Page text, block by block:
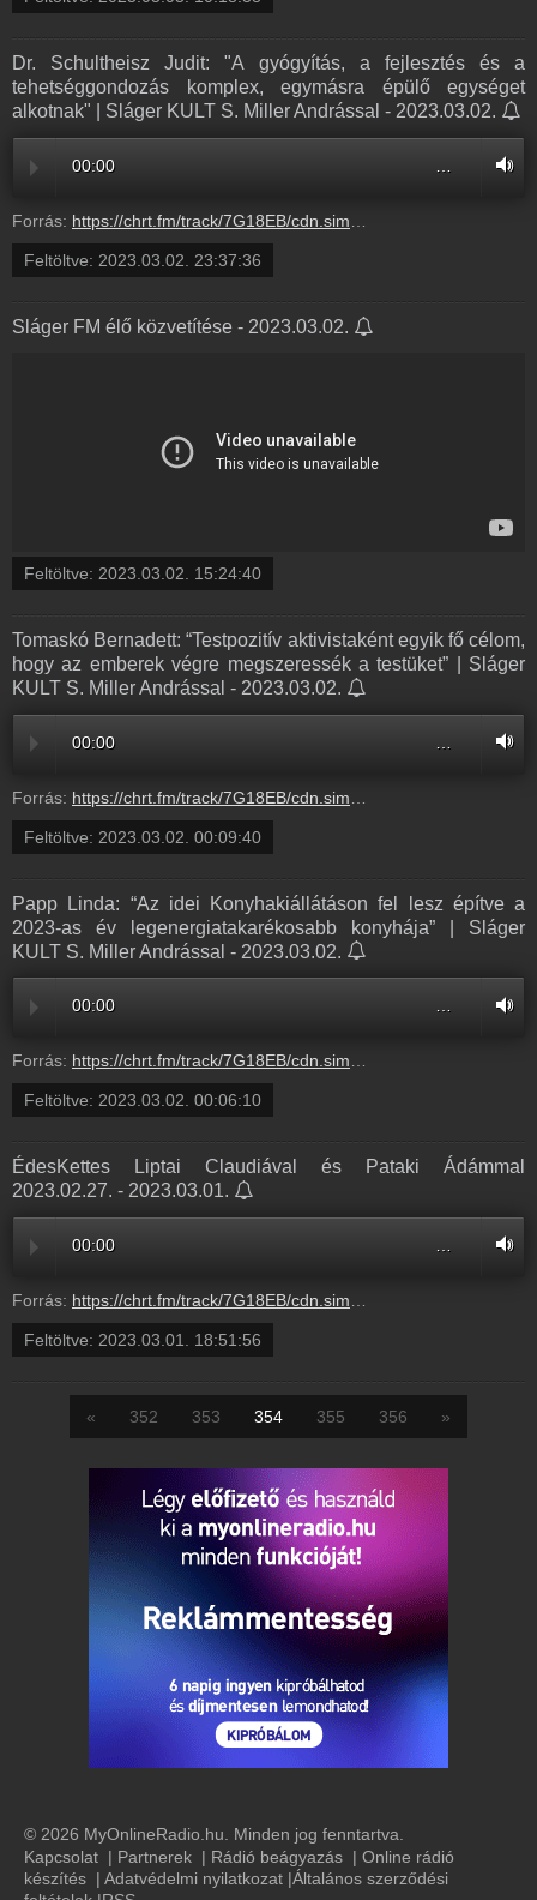
Dr. Schultheisz Judit: "A gyógyítás, a fejlesztés és a
tehetséggondozás komplex, egymásra épülő egységet
alkotnak" | Sláger KULT S. Miller Andrással - 2023.03.02.
00:00
Forrás: https://chrt.fm/track/7G18EB/cdn.simplecast.com/audio/4a573b02-a46d-48e1-bdfc-17668409783d/episodes/aa29ffd9-d45d-4374-96ee-f7a6c1531ffd/audio/c6bb5b5d-33a9-4109-b126-2bd0a23f1def/default_tc.mp3?aid=rss_feed&feed=BRUMc2Hk
Feltöltve: 2023.03.02. 23:37:36
Sláger FM élő közvetítése - 2023.03.02.
Feltöltve: 2023.03.02. 15:24:40
Tomaskó Bernadett: “Testpozitív aktivistaként egyik fő célom,
hogy az emberek végre megszeressék a testüket” | Sláger
KULT S. Miller Andrással - 2023.03.02.
00:00
Forrás: https://chrt.fm/track/7G18EB/cdn.simplecast.com/audio/4a573b02-a46d-48e1-bdfc-17668409783d/episodes/a902fd46-b438-4155-ae7c-14aba2c3272b/audio/01dc4c8a-69fa-4f62-954b-c5395223ab58/default_tc.mp3?aid=rss_feed&feed=BRUMc2Hk
Feltöltve: 2023.03.02. 00:09:40
Papp Linda: “Az idei Konyhakiállátáson fel lesz építve a
2023-as év legenergiatakarékosabb konyhája” | Sláger
KULT S. Miller Andrással - 2023.03.02.
00:00 …
Forrás: https://chrt.fm/track/7G18EB/cdn.simplecast.com/audio/4a573b02-a46d-48e1-bdfc-17668409783d/episodes/59af75a5-a838-4ca3-b923-36d63958566f/audio/e368df41-850c-456e-9703-27fed523dcbc/default_tc.mp3?aid=rss_feed&feed=BRUMc2Hk
Feltöltve: 2023.03.02. 00:06:10
ÉdesKettes Liptai Claudiával és Pataki Ádámmal
2023.02.27. - 2023.03.01.
00:00
Forrás: https://chrt.fm/track/7G18EB/cdn.simplecast.com/audio/4a573b02-a46d-48e1-bdfc-17668409783d/episodes/bec0602d-771d-44d5-b5c3-9e2cbc531d4a/audio/181e6b98-0bfa-4251-a1fd-7e66ba6a645b/default_tc.mp3?aid=rss_feed&feed=BRUMc2Hk
Feltöltve: 2023.03.01. 18:51:56
« 352 353 354 355 356 »
© 2026 MyOnlineRadio.hu. Minden jog fenntartva.
Kapcsolat | Partnerek | Rádió beágyazás | Online rádió
készítés | Adatvédelmi nyilatkozat |Általános szerződési